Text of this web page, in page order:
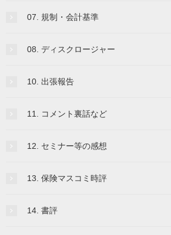
07. 規制・会計基準
08. ディスクロージャー
10. 出張報告
11. コメント裏話など
12. セミナー等の感想
13. 保険マスコミ時評
14. 書評